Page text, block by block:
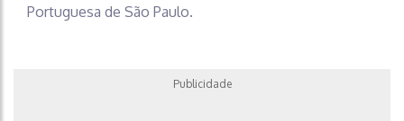
Portuguesa de São Paulo.
Publicidade